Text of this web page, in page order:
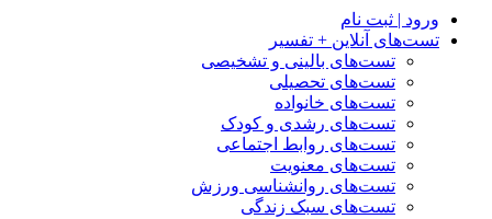
ورود | ثبت نام
تست‌های آنلاین + تفسیر
تست‌های بالینی و تشخیصی
تست‌های تحصیلی
تست‌های خانواده
تست‌های رشدی و کودک
تست‌های روابط اجتماعی
تست‌های معنویت
تست‌های روانشناسی ورزش
تست‌های سبک زندگی